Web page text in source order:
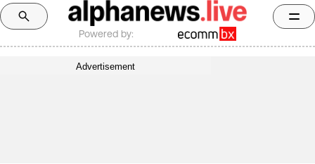
Powered by:
Advertisement